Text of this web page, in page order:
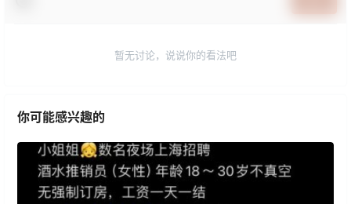
暂无讨论，说说你的看法吧
你可能感兴趣的